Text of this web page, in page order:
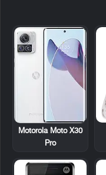
Motorola Moto X30
Pro